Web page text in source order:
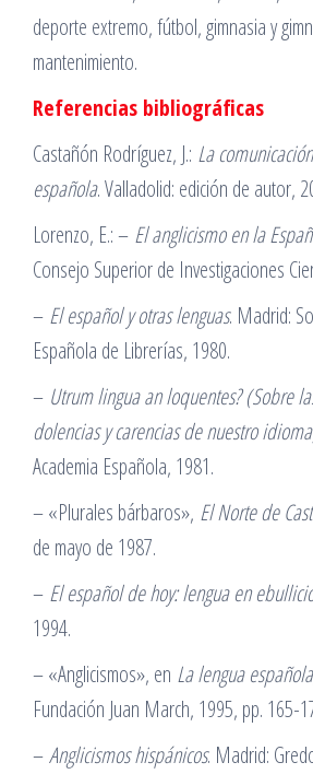
deporte extremo, fútbol, gimnasia y
mantenimiento.
Referencias bibliográficas
Castañón Rodríguez, J.: La
española. Valladolid: edición de autor,
Lorenzo, E.: – El anglicismo en la
Consejo Superior de Investigaciones
– El español y otras lenguas. Madrid:
Española de Librerías, 1980.
– Utrum lingua an loquentes? (Sobre
dolencias y carencias de nuestro
Academia Española, 1981.
– «Plurales bárbaros», El Norte de
de mayo de 1987.
– El español de hoy: lengua en
1994.
– «Anglicismos», en La lengua
Fundación Juan March, 1995, pp. 165-
–Anglicismos hispánicos. Madrid: